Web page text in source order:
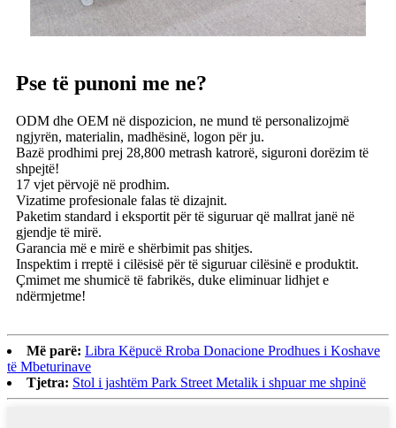
Pse të punoni me ne?
ODM dhe OEM në dispozicion, ne mund të personalizojmë
ngjyrën, materialin, madhësinë, logon për ju.
Bazë prodhimi prej 28,800 metrash katrorë, siguroni dorëzim të
shpejtë!
17 vjet përvojë në prodhim.
Vizatime profesionale falas të dizajnit.
Paketim standard i eksportit për të siguruar që mallrat janë në
gjendje të mirë.
Garancia më e mirë e shërbimit pas shitjes.
Inspektim i rreptë i cilësisë për të siguruar cilësinë e produktit.
Çmimet me shumicë të fabrikës, duke eliminuar lidhjet e
ndërmjetme!
Më parë: Libra Këpucë Rroba Donacione Prodhues i Koshave
të Mbeturinave
Tjetra: Stol i jashtëm Park Street Metalik i shpuar me shpinë